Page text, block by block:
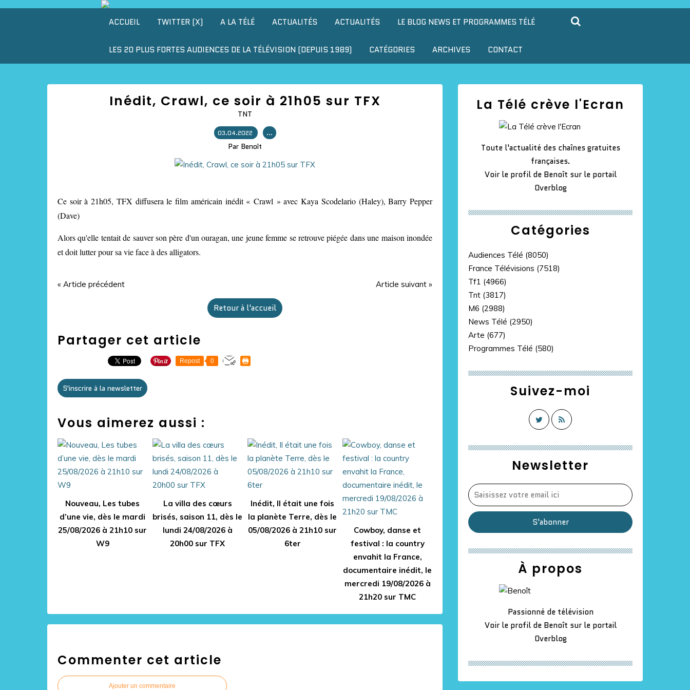
ACCUEIL TWITTER (X) A LA TÉLÉ ACTUALITÉS ACTUALITÉS LE BLOG NEWS ET PROGRAMMES TÉLÉ
LES 20 PLUS FORTES AUDIENCES DE LA TÉLÉVISION (DEPUIS 1989) CATÉGORIES ARCHIVES CONTACT
Inédit, Crawl, ce soir à 21h05 sur TFX
TNT
03.04.2022 …
Par Benoît
Ce soir à 21h05, TFX diffusera le film américain inédit « Crawl » avec Kaya Scodelario (Haley), Barry Pepper
(Dave)
Alors qu'elle tentait de sauver son père d'un ouragan, une jeune femme se retrouve piégée dans une maison inondée
et doit lutter pour sa vie face à des alligators.
« Article précédent Article suivant »
Retour à l'accueil
Partager cet article
Repost 0
S'inscrire à la newsletter
Vous aimerez aussi :
Nouveau, Les tubes
d’une vie, dès le mardi
25/08/2026 à 21h10 sur
W9
La villa des cœurs
brisés, saison 11, dès le
lundi 24/08/2026 à
20h00 sur TFX
Inédit, Il était une fois
la planète Terre, dès le
05/08/2026 à 21h10 sur
6ter
Cowboy, danse et
festival : la country
envahit la France,
documentaire inédit, le
mercredi 19/08/2026 à
21h20 sur TMC
Commenter cet article
Ajouter un commentaire
Newsletter
Catégories
Audiences Télé (8050)
France Télévisions (7518)
Tf1 (4966)
Tnt (3817)
M6 (2988)
News Télé (2950)
Arte (677)
Programmes Télé (580)
La Télé crève l'Ecran
Toute l'actualité des chaînes gratuites
françaises.
Voir le profil de Benoît sur le portail
Overblog
Suivez-moi
À propos
Passionné de télévision
Voir le profil de Benoît sur le portail
Overblog